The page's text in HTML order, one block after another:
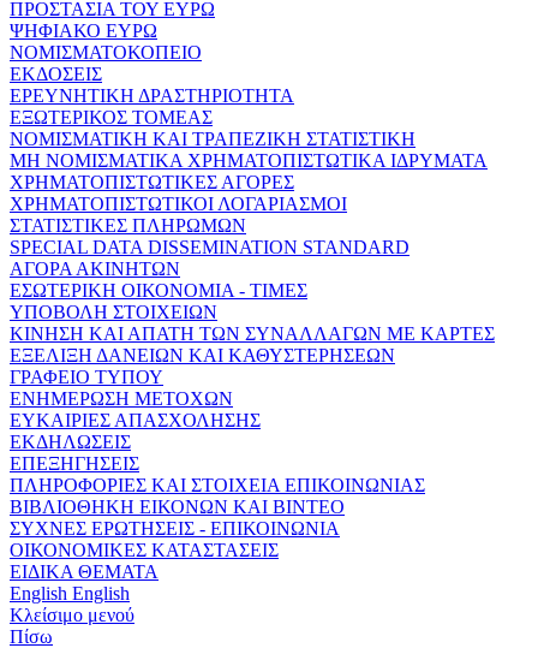
ΠΡΟΣΤΑΣΙΑ ΤΟΥ ΕΥΡΩ
ΨΗΦΙΑΚΟ ΕΥΡΩ
ΝΟΜΙΣΜΑΤΟΚΟΠΕΙΟ
ΕΚΔΟΣΕΙΣ
ΕΡΕΥΝΗΤΙΚΗ ΔΡΑΣΤΗΡΙΟΤΗΤΑ
ΕΞΩΤΕΡΙΚΟΣ ΤΟΜΕΑΣ
ΝΟΜΙΣΜΑΤΙΚΗ ΚΑΙ ΤΡΑΠΕΖΙΚΗ ΣΤΑΤΙΣΤΙΚΗ
ΜΗ ΝΟΜΙΣΜΑΤΙΚΑ ΧΡΗΜΑΤΟΠΙΣΤΩΤΙΚΑ ΙΔΡΥΜΑΤΑ
ΧΡΗΜΑΤΟΠΙΣΤΩΤΙΚΕΣ ΑΓΟΡΕΣ
ΧΡΗΜΑΤΟΠΙΣΤΩΤΙΚΟΙ ΛΟΓΑΡΙΑΣΜΟΙ
ΣΤΑΤΙΣΤΙΚΕΣ ΠΛΗΡΩΜΩΝ
SPECIAL DATA DISSEMINATION STANDARD
ΑΓΟΡΑ ΑΚΙΝΗΤΩΝ
ΕΣΩΤΕΡΙΚΗ ΟΙΚΟΝΟΜΙΑ - ΤΙΜΕΣ
ΥΠΟΒΟΛΗ ΣΤΟΙΧΕΙΩΝ
ΚΙΝΗΣΗ ΚΑΙ ΑΠΑΤΗ ΤΩΝ ΣΥΝΑΛΛΑΓΩΝ ΜΕ ΚΑΡΤΕΣ
ΕΞΕΛΙΞΗ ΔΑΝΕΙΩΝ ΚΑΙ ΚΑΘΥΣΤΕΡΗΣΕΩΝ
ΓΡΑΦΕΙΟ ΤΥΠΟΥ
ΕΝΗΜΕΡΩΣΗ ΜΕΤΟΧΩΝ
ΕΥΚΑΙΡΙΕΣ ΑΠΑΣΧΟΛΗΣΗΣ
ΕΚΔΗΛΩΣΕΙΣ
ΕΠΕΞΗΓΗΣΕΙΣ
ΠΛΗΡΟΦΟΡΙΕΣ ΚΑΙ ΣΤΟΙΧΕΙΑ ΕΠΙΚΟΙΝΩΝΙΑΣ
ΒΙΒΛΙΟΘΗΚΗ ΕΙΚΟΝΩΝ ΚΑΙ ΒΙΝΤΕΟ
ΣΥΧΝΕΣ ΕΡΩΤΗΣΕΙΣ - ΕΠΙΚΟΙΝΩΝΙΑ
ΟΙΚΟΝΟΜΙΚΕΣ ΚΑΤΑΣΤΑΣΕΙΣ
ΕΙΔΙΚΑ ΘΕΜΑΤΑ
English English
Κλείσιμο μενού
Πίσω